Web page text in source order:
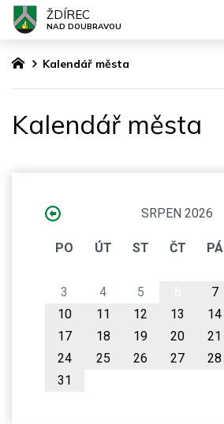
Kalendář města
Kalendář města
SRPEN 2026
PO ÚT ST ČT PÁ
3
4 5 7
10
11 12 13 14
17
18 19 20 21
24
25 26 27 28
31
ŽDÍREC
NAD DOUBRAVOU